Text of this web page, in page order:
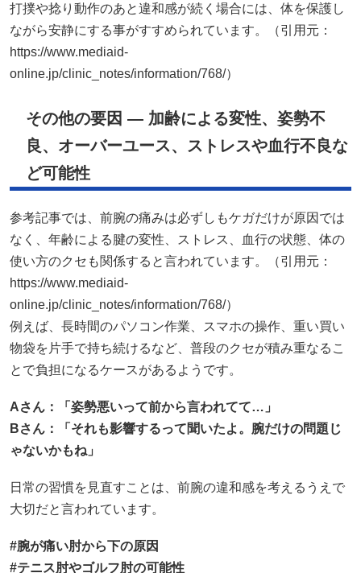
打撲や捻り動作のあと違和感が続く場合には、体を保護し
ながら安静にする事がすすめられています。（引用元：
https://www.mediaid-
online.jp/clinic_notes/information/768/）
その他の要因 — 加齢による変性、姿勢不
良、オーバーユース、ストレスや血行不良な
ど可能性
参考記事では、前腕の痛みは必ずしもケガだけが原因では
なく、年齢による腱の変性、ストレス、血行の状態、体の
使い方のクセも関係すると言われています。（引用元：
https://www.mediaid-
online.jp/clinic_notes/information/768/）
例えば、長時間のパソコン作業、スマホの操作、重い買い
物袋を片手で持ち続けるなど、普段のクセが積み重なるこ
とで負担になるケースがあるようです。
Aさん：「姿勢悪いって前から言われてて…」
Bさん：「それも影響するって聞いたよ。腕だけの問題じ
ゃないかもね」
日常の習慣を見直すことは、前腕の違和感を考えるうえで
大切だと言われています。
#腕が痛い肘から下の原因
#テニス肘やゴルフ肘の可能性